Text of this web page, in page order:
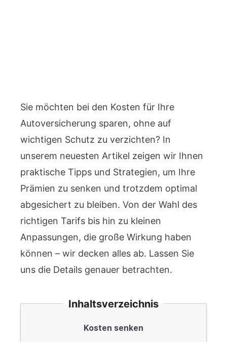
Sie möchten bei den Kosten für Ihre
Autoversicherung sparen, ohne auf
wichtigen Schutz zu verzichten? In
unserem neuesten Artikel zeigen wir Ihnen
praktische Tipps und Strategien, um Ihre
Prämien zu senken und trotzdem optimal
abgesichert zu bleiben. Von der Wahl des
richtigen Tarifs bis hin zu kleinen
Anpassungen, die große Wirkung haben
können – wir decken alles ab. Lassen Sie
uns die Details genauer betrachten.
Inhaltsverzeichnis
Kosten senken